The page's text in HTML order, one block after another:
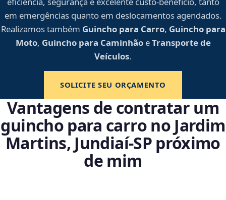
em emergências quanto em deslocamentos agendados.
Realizamos também Guincho para Carro, Guincho para
Moto, Guincho para CaminhãoeTransporte de
Veículos.
SOLICITE SEU ORÇAMENTO
Vantagens de contratar um
guincho para carro no Jardim
Martins, Jundiaí‑SP próximo
de mim